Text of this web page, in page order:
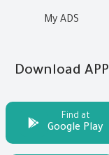
My ADS
Download APP
Find at
Google Play